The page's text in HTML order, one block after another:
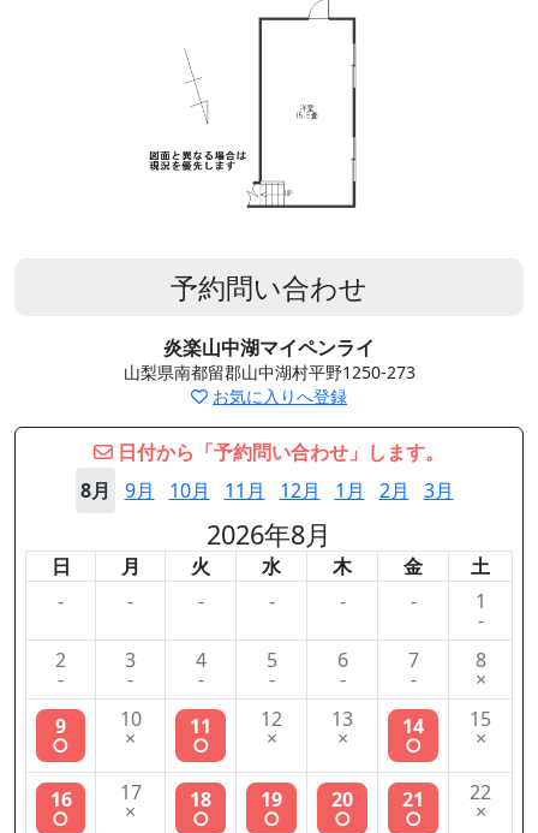
予約問い合わせ
炎楽山中湖マイペンライ
山梨県南都留郡山中湖村平野1250-273
お気に入りへ登録
日付から「予約問い合わせ」します。
8月
9月 10月 11月 12月 1月 2月 3月
2026年8月
日 月 火 水 木 金
土
-
- - - - - 1
-
2
-
3
-
4
-
5
-
6
-
7
-
8
×
9
○
10
× 11
○
12
×
13
× 14
○
15
×
16
○
17
× 18
○
19
○
20
○
21
○
22
×